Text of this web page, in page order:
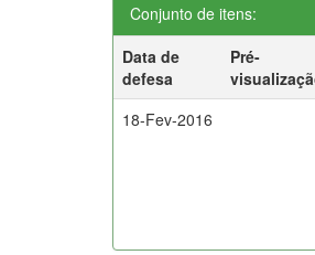
Conjunto de itens:
Data de
defesa
Pré-
18-Fev-2016